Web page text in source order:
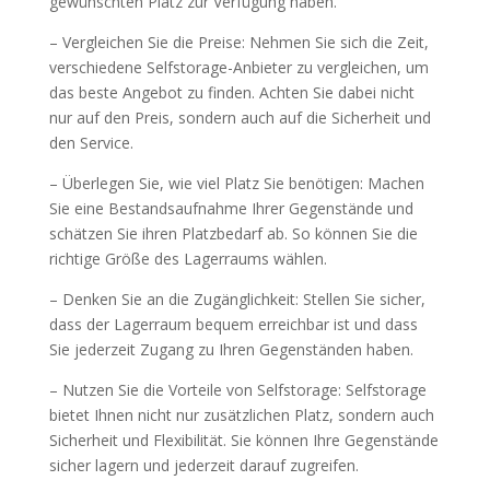
– Vergleichen Sie die Preise: Nehmen Sie sich die Zeit,
verschiedene Selfstorage-Anbieter zu vergleichen, um
das beste Angebot zu finden. Achten Sie dabei nicht
nur auf den Preis, sondern auch auf die Sicherheit und
den Service.
– Überlegen Sie, wie viel Platz Sie benötigen: Machen
Sie eine Bestandsaufnahme Ihrer Gegenstände und
schätzen Sie ihren Platzbedarf ab. So können Sie die
richtige Größe des Lagerraums wählen.
– Denken Sie an die Zugänglichkeit: Stellen Sie sicher,
dass der Lagerraum bequem erreichbar ist und dass
Sie jederzeit Zugang zu Ihren Gegenständen haben.
– Nutzen Sie die Vorteile von Selfstorage: Selfstorage
bietet Ihnen nicht nur zusätzlichen Platz, sondern auch
Sicherheit und Flexibilität. Sie können Ihre Gegenstände
sicher lagern und jederzeit darauf zugreifen.